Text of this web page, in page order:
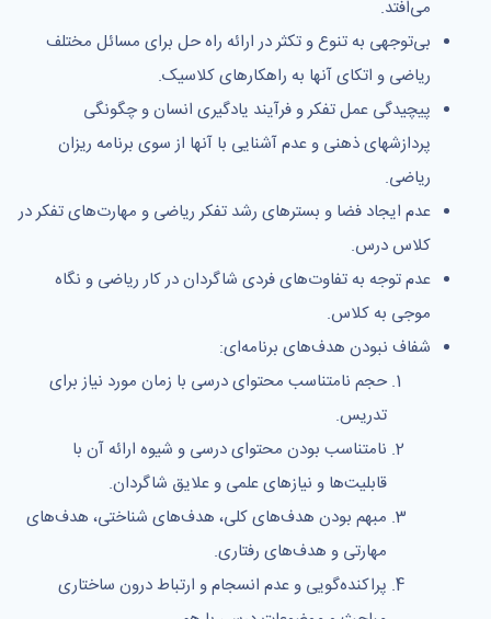
می‌افتد.
بی‌توجهی به تنوع و تکثر در ارائه راه حل برای مسائل مختلف
ریاضی و اتکای آنها به راهکارهای کلاسیک.
پیچیدگی عمل تفکر و فرآیند یادگیری انسان و چگونگی
پردازشهای ذهنی و عدم آشنایی با آنها از سوی برنامه ریزان
ریاضی.
عدم ایجاد فضا و بسترهای رشد تفکر ریاضی و مهارت‌های تفکر در
کلاس درس.
عدم توجه به تفاوت‌های فردی شاگردان در کار ریاضی و نگاه
موجی به کلاس.
شفاف نبودن هدف‌های برنامه‌ای:
حجم نامتناسب محتوای درسی با زمان مورد نیاز برای
تدریس.
نامتناسب بودن محتوای درسی و شیوه ارائه آن با
قابلیت‌ها و نیازهای علمی و علایق شاگردان.
مبهم بودن هدف‌های کلی، هدف‌های شناختی، هدف‌های
مهارتی و هدف‌های رفتاری.
پراکنده‌گویی و عدم انسجام و ارتباط درون ساختاری